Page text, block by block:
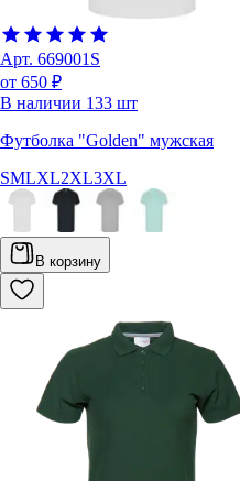
Арт. 669001S
от 650 ₽
В наличии 133 шт
Футболка "Golden" мужская
SMLXL2XL3XL
В корзину